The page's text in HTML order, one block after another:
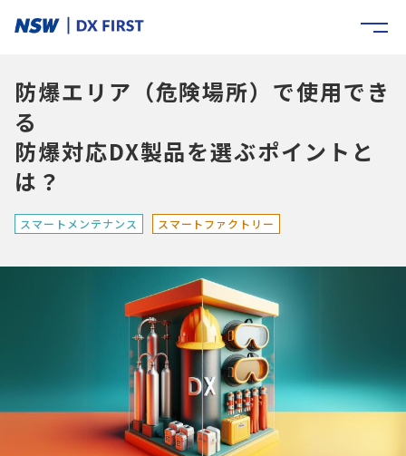
防爆エリア（危険場所）で使用でき
る
防爆対応DX製品を選ぶポイントと
は？
スマートメンテナンス スマートファクトリー